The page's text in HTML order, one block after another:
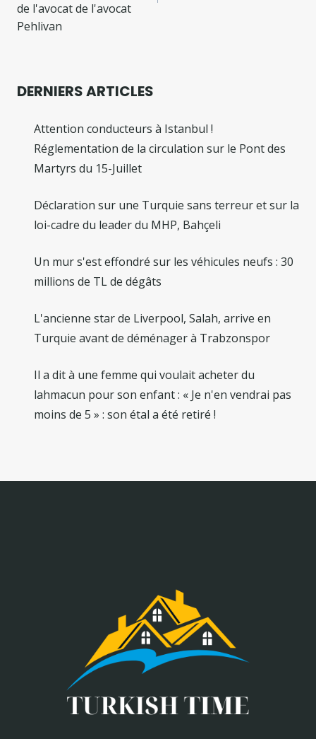
de l'avocat de l'avocat
Pehlivan
DERNIERS ARTICLES
Attention conducteurs à Istanbul !
Réglementation de la circulation sur le Pont des
Martyrs du 15-Juillet
Déclaration sur une Turquie sans terreur et sur la
loi-cadre du leader du MHP, Bahçeli
Un mur s'est effondré sur les véhicules neufs : 30
millions de TL de dégâts
L'ancienne star de Liverpool, Salah, arrive en
Turquie avant de déménager à Trabzonspor
Il a dit à une femme qui voulait acheter du
lahmacun pour son enfant : « Je n'en vendrai pas
moins de 5 » : son étal a été retiré !